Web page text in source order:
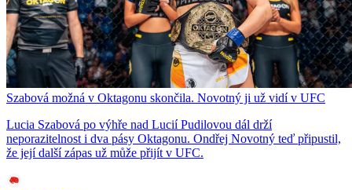
Szabová možná v Oktagonu skončila. Novotný ji už vidí v UFC
Lucia Szabová po výhře nad Lucií Pudilovou dál drží
neporazitelnost i dva pásy Oktagonu. Ondřej Novotný teď připustil,
že její další zápas už může přijít v UFC.